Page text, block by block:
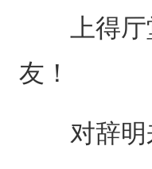
上得厅堂
友！
对辞明来